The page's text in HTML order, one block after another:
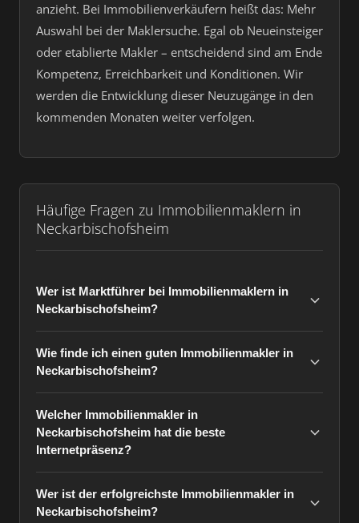
anzieht. Bei Immobilienverkäufern heißt das: Mehr
Auswahl bei der Maklersuche. Egal ob Neueinsteiger
oder etablierte Makler – entscheidend sind am Ende
Kompetenz, Erreichbarkeit und Konditionen. Wir
werden die Entwicklung dieser Neuzugänge in den
kommenden Monaten weiter verfolgen.
Häufige Fragen zu Immobilienmaklern in
Neckarbischofsheim
Wer ist Marktführer bei Immobilienmaklern in
Neckarbischofsheim?
Wie finde ich einen guten Immobilienmakler in
Neckarbischofsheim?
Welcher Immobilienmakler in
Neckarbischofsheim hat die beste
Internetpräsenz?
Wer ist der erfolgreichste Immobilienmakler in
Neckarbischofsheim?